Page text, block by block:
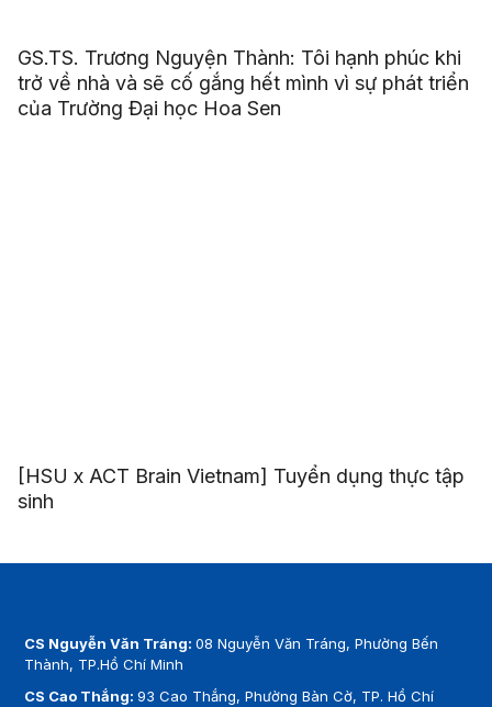
GS.TS. Trương Nguyện Thành: Tôi hạnh phúc khi
trở về nhà và sẽ cố gắng hết mình vì sự phát triển
của Trường Đại học Hoa Sen
[HSU x ACT Brain Vietnam] Tuyển dụng thực tập
sinh
CS Nguyễn Văn Tráng:08 Nguyễn Văn Tráng, Phường Bến
Thành, TP.Hồ Chí Minh
CS Cao Thắng:93 Cao Thắng, Phường Bàn Cờ, TP. Hồ Chí